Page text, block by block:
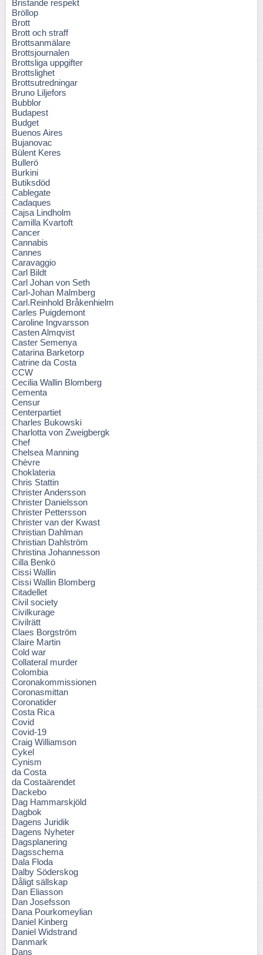
Bristande respekt
Bröllop
Brott
Brott och straff
Brottsanmälare
Brottsjournalen
Brottsliga uppgifter
Brottslighet
Brottsutredningar
Bruno Liljefors
Bubblor
Budapest
Budget
Buenos Aires
Bujanovac
Bülent Keres
Bullerö
Burkini
Butiksdöd
Cablegate
Cadaques
Cajsa Lindholm
Camilla Kvartoft
Cancer
Cannabis
Cannes
Caravaggio
Carl Bildt
Carl Johan von Seth
Carl-Johan Malmberg
Carl.Reinhold Bråkenhielm
Carles Puigdemont
Caroline Ingvarsson
Casten Almqvist
Caster Semenya
Catarina Barketorp
Catrine da Costa
CCW
Cecilia Wallin Blomberg
Cementa
Censur
Centerpartiet
Charles Bukowski
Charlotta von Zweigbergk
Chef
Chelsea Manning
Chèvre
Choklateria
Chris Stattin
Christer Andersson
Christer Danielsson
Christer Pettersson
Christer van der Kwast
Christian Dahlman
Christian Dahlström
Christina Johannesson
Cilla Benkö
Cissi Wallin
Cissi Wallin Blomberg
Citadellet
Civil society
Civilkurage
Civilrätt
Claes Borgström
Claire Martin
Cold war
Collateral murder
Colombia
Coronakommissionen
Coronasmittan
Coronatider
Costa Rica
Covid
Covid-19
Craig Williamson
Cykel
Cynism
da Costa
da Costaärendet
Dackebo
Dag Hammarskjöld
Dagbok
Dagens Juridik
Dagens Nyheter
Dagsplanering
Dagsschema
Dala Floda
Dalby Söderskog
Dåligt sällskap
Dan Eliasson
Dan Josefsson
Dana Pourkomeylian
Daniel Kinberg
Daniel Widstrand
Danmark
Dans